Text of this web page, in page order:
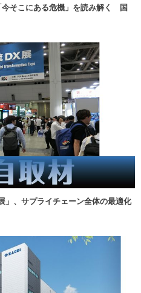
今そこにある危機」を読み解く 国
」、サプライチェーン全体の最適化